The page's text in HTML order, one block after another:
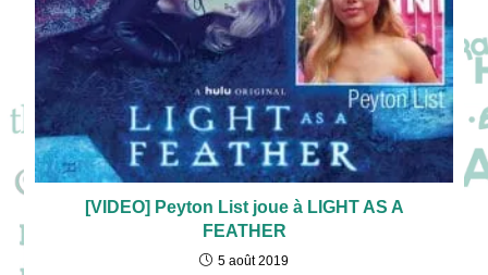
[VIDEO] Peyton List joue à LIGHT AS A
FEATHER
5 août 2019